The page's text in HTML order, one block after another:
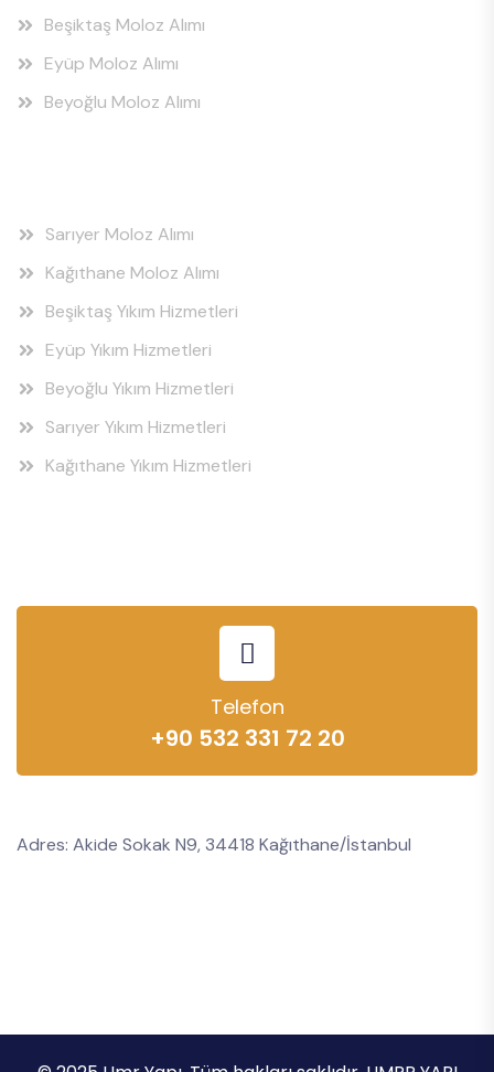
Beşiktaş Moloz Alımı
Eyüp Moloz Alımı
Beyoğlu Moloz Alımı
Sarıyer Moloz Alımı
Kağıthane Moloz Alımı
Beşiktaş Yıkım Hizmetleri
Eyüp Yıkım Hizmetleri
Beyoğlu Yıkım Hizmetleri
Sarıyer Yıkım Hizmetleri
Kağıthane Yıkım Hizmetleri
Telefon
+90 532 331 72 20
Adres: Akide Sokak N9, 34418 Kağıthane/İstanbul